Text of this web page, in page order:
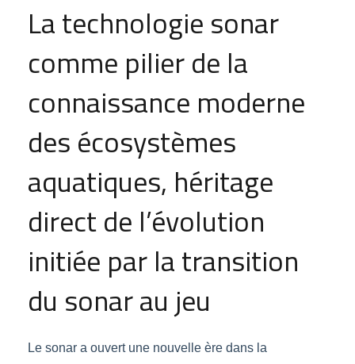
La technologie sonar
comme pilier de la
connaissance moderne
des écosystèmes
aquatiques, héritage
direct de l’évolution
initiée par la transition
du sonar au jeu
Le sonar a ouvert une nouvelle ère dans la